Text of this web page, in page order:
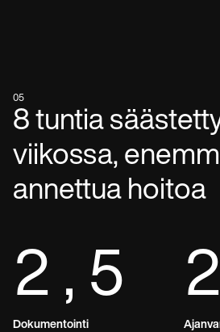
05
8 tuntia
viikossa,
annettua hoitoa
2,5
Dokumentointi